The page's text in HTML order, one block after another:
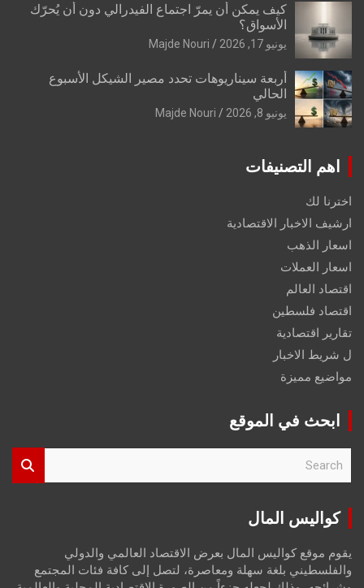
كيف يمكن أن يمرّ اجتماع الفيدرالي دون أن يُحرّك
الأسواق؟
يونيو 17, 2026 Majde Nouri
أربعة سيناريوهات تحدد مصير الشيكل الأسبوع
الحالي
يونيو 8, 2026 Majde Nouri
اهم التصنيفات
اخترنا لك
ارشيف الاخبار الاقتصادية
اسعار الذهب
اسعار العملات
اقتصاد العالم
اقتصاد فلسطين
تقارير اقتصادية
ل شريط الاخبار
مواضيع مميزة
ابحث في الموقع
r
كواليس المال
يقوم موقع كواليس المال بعرض الاقتصاد العالمي والدولي
والفلسطيني بلغة سهلة ومعاصرة، لتصل إلى كافة فئات المجتمع